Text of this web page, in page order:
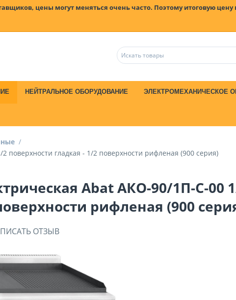
цены могут меняться очень часто. Поэтому итоговую
НЕЙТРАЛЬНОЕ ОБОРУДОВАНИЕ ЭЛЕКТРОМЕХАНИЧЕСКОЕ
/
гладкая - 1/2 поверхности рифленая (900 серия)
Abat АКО-90/1П-С-00
рифленая (900
ОТЗЫВ